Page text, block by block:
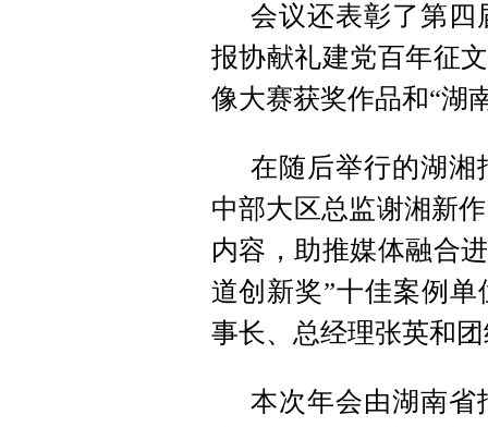
会议还表彰了第四
报协献礼建党百年征
像大赛获奖作品和“湖
在随后举行的湖湘
中部大区总监谢湘新
内容，助推媒体融合
道创新奖”十佳案例
事长、总经理张英和
本次年会由湖南省